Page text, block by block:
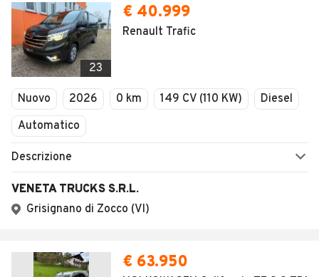
23
€ 40.999
Renault Trafic
Nuovo 2026 0 km 149 CV (110 KW)
Diesel
Automatico
Descrizione
VENETA TRUCKS S.R.L.
Grisignano di Zocco (VI)
€ 63.950